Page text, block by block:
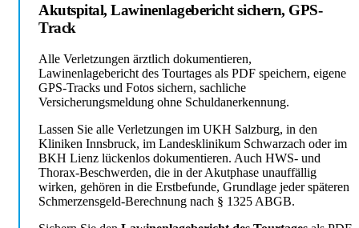
Akutspital, Lawinenlagebericht sichern, GPS-
Track
Alle Verletzungen ärztlich dokumentieren,
Lawinenlagebericht des Tourtages als PDF speichern, eigene
GPS-Tracks und Fotos sichern, sachliche
Versicherungsmeldung ohne Schuldanerkennung.
Lassen Sie alle Verletzungen im UKH Salzburg, in den
Kliniken Innsbruck, im Landesklinikum Schwarzach oder im
BKH Lienz lückenlos dokumentieren. Auch HWS- und
Thorax-Beschwerden, die in der Akutphase unauffällig
wirken, gehören in die Erstbefunde, Grundlage jeder späteren
Schmerzensgeld-Berechnung nach § 1325 ABGB.